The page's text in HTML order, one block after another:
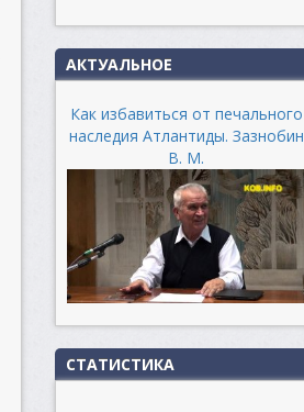
АКТУАЛЬНОЕ
Как избавиться от печального
наследия Атлантиды. Зазнобин
В. М.
СТАТИСТИКА